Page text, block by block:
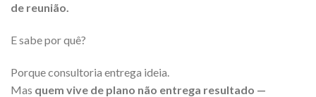
de reunião.
E sabe por quê?
Porque consultoria entrega ideia.
Mas quem vive de plano não entrega resultado —